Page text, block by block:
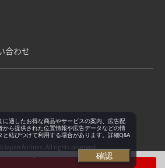
合わせ
Airlines. All rights reserved.
に適したお得な商品やサービスの案内、広告配
から提供された位置情報や広告データなどの情
結びつけて利用する場合があります。詳細Q&A
確認